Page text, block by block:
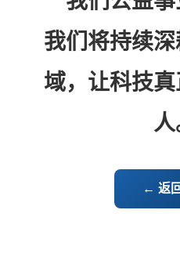
我们将持续
域，让科技
人
← 返